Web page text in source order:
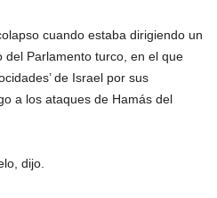
cuando estaba dirigiendo un
del Parlamento turco, en el que
de Israel por sus
a los ataques de Hamás del
dijo.